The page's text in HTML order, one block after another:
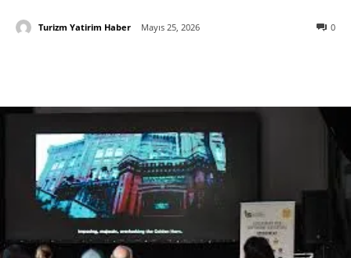
0
Turizm Yatirim Haber Mayıs 25, 2026